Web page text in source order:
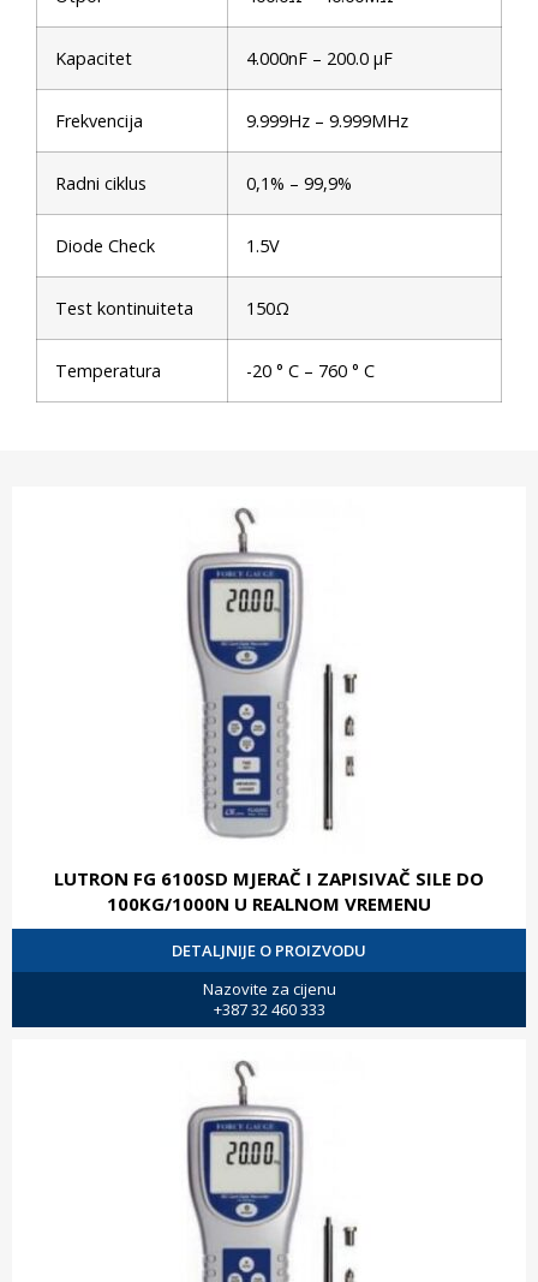
Kapacitet 4.000nF – 200.0 μF
Frekvencija 9.999Hz – 9.999MHz
Radni ciklus 0,1% – 99,9%
Diode Check 1.5V
Test kontinuiteta 150Ω
Temperatura -20 ° C – 760 ° C
LUTRON FG 6100SD MJERAČ I ZAPISIVAČ SILE DO
100KG/1000N U REALNOM VREMENU
DETALJNIJE O PROIZVODU
Nazovite za cijenu
+387 32 460 333